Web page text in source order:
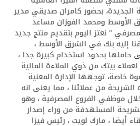
الجديدة، بحضور كامران صديقي مدير
الأوسط ومحمد الفوزان مساعد
" نعتز اليوم بتقديم منتج جديد
إليه بنك في الشرق الأوسط ،
حاملها بحدود استخدام كبيرة جدا ،
بيتك من ذوي الملاءة المالية
خاصة، توجهها الإدارة المعنية
الشريحة من عملائنا ، مما يعنى انه
موظفي الفروع المصرفية ، وهو
المستهدفة من وراء إصدار
أيضا ، مارك لويت ، رئيس فيزا